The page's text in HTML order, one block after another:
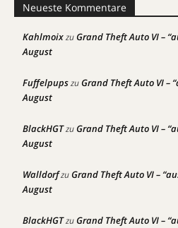
Neueste Kommentare
KahlmoixzuGrand Theft Auto VI –
August
FuffelpupszuGrand Theft Auto VI –
August
BlackHGTzuGrand Theft Auto VI –
August
WalldorfzuGrand Theft Auto VI –
August
BlackHGTzuGrand Theft Auto VI –